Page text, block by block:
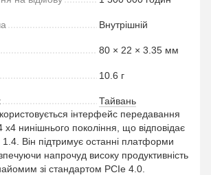
Внутрішній
80 × 22 × 3.35 мм
10.6 г
Тайвань
інтерфейс передавання
нинішнього покоління, що відповідає
Він підтримує останні платформи
напрочуд високу продуктивність
зі стандартом PCIe 4.0.